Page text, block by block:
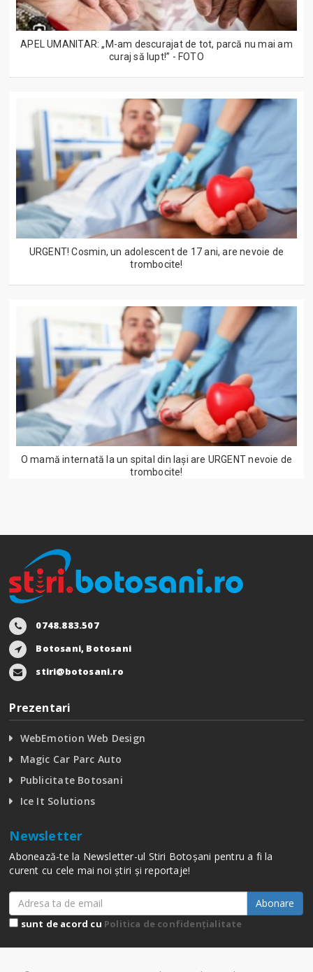
APEL UMANITAR: „M-am descurajat de tot, parcă nu mai am
curaj să lupt!” - FOTO
URGENT! Cosmin, un adolescent de 17 ani, are nevoie de
trombocite!
O mamă internată la un spital din Iași are URGENT nevoie de
trombocite!
0748.883.507
Botosani, Botosani
stiri@botosani.ro
Prezentari
WebEmotion Web Design
Magic Car Parc Auto
Publicitate Botosani
Ice It Solutions
Newsletter
Abonează-te la Newsletter-ul Stiri Botoșani pentru a fi la
curent cu cele mai noi știri și reportaje!
Abonare
sunt de acord cu Politica de confidențialitate